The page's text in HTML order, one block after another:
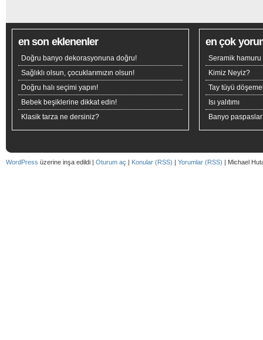
en son eklenenler
Doğru banyo dekorasyonuna doğru!
Sağlıklı olsun, çocuklarımızın olsun!
Doğru halı seçimi yapın!
Bebek beşiklerine dikkat edin!
Klasik tarza ne dersiniz?
en çok
Seramik hamuru
Kimiz Neyiz?
Tay tüyü
Isı yalıtımı
Banyo
WordPress üzerine inşa edildi | Oturum aç | Konular (RSS) | Yorumlar (RSS) | Michael